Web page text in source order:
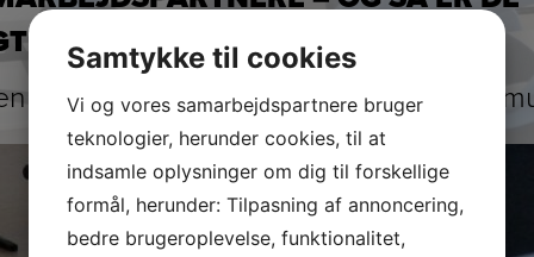
OG KONSTRUKTIVE
Larsen, projektudvikler, Holbæk
Samtykke til cookies
Vi og vores samarbejdspartnere bruger
teknologier, herunder cookies, til at
indsamle oplysninger om dig til forskellige
formål, herunder: Tilpasning af annoncering,
bedre brugeroplevelse, funktionalitet,